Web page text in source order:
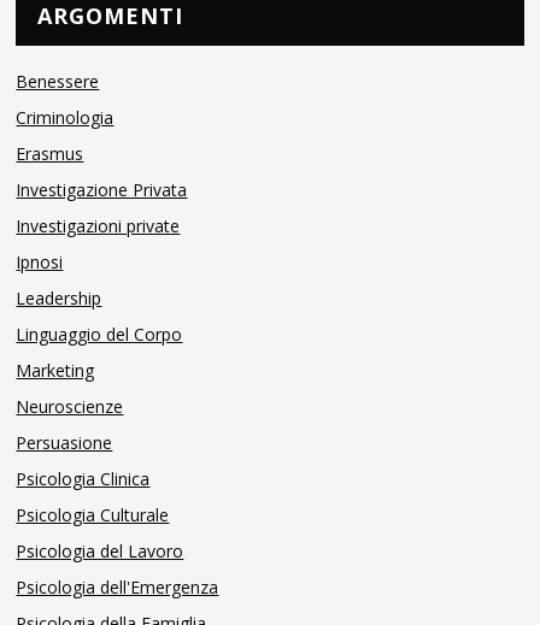
ARGOMENTI
Benessere
Criminologia
Erasmus
Investigazione Privata
Investigazioni private
Ipnosi
Leadership
Linguaggio del Corpo
Marketing
Neuroscienze
Persuasione
Psicologia Clinica
Psicologia Culturale
Psicologia del Lavoro
Psicologia dell'Emergenza